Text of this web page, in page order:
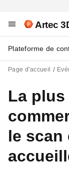
Artec
Plateforme de
Page d'accueil
La
le scan